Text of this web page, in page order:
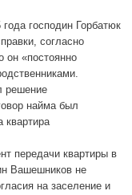
господин Горбатюк
согласно
«постоянно
решение
найма был
квартира
передачи квартиры в
Вашешников не
на заселение и